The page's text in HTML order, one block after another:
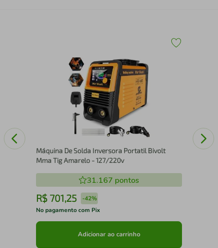
Máquina De Solda Inversora Portatil Bivolt
Mma Tig Amarelo - 127/220v
31.167 pontos
R$ 701,25 -42%
No pagamento com Pix
Adicionar ao carrinho